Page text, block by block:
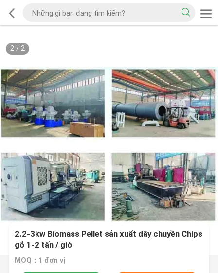
2/ 2
2.2-3kw Biomass Pellet sản xuất dây chuyền Chips
gỗ 1-2 tấn / giờ
MOQ：1 đơn vị